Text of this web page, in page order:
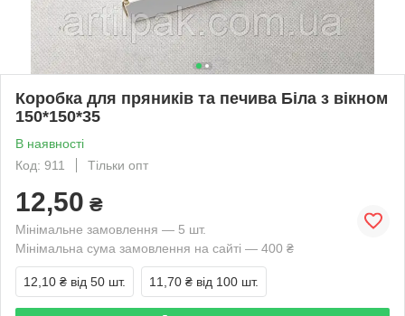
Коробка для пряників та печива Біла з вікном
150*150*35
В наявності
Код: 911
Тільки опт
12,50 ₴
Мінімальне замовлення — 5 шт.
Мінімальна сума замовлення на сайті — 400 ₴
12,10 ₴ від 50 шт. 11,70 ₴ від 100 шт.